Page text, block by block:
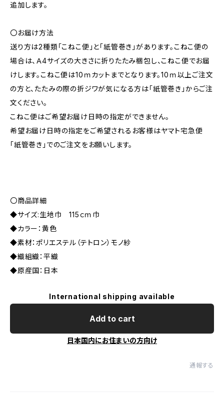
追加します。
〇お届け方法
送り方は2種類「こねこ便」と「紙管巻き」があります。こねこ便の
場合は、Ａ4サイズの大きさに折りたたみ梱包し、こねこ便でお届
けします。こねこ便は10ｍカットまでとなります。10ｍ以上ご注文
の方と、たたみの際の折ジワが気になる方は「紙管巻き」からご注
文ください。
こねこ便はご希望お届け日時の指定ができません。
希望お届け日時の指定をご希望されるお客様はヤマト宅急便
「紙管巻き」でのご注文をお願いします。
〇商品詳細
◆サイズ:生地巾 115ｃｍ巾
◆カラー：黄色
◆素材：ポリエステル（テトロン）モノ紗
◆織組織：平織
◆原産国：日本
International shipping available
Add to cart
日本国内にお住まいの方向け
通報する